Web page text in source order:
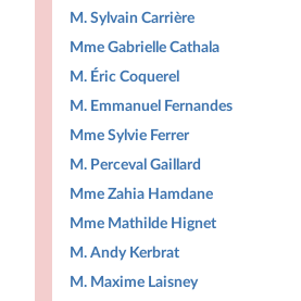
M. Sylvain Carrière
Mme Gabrielle Cathala
M. Éric Coquerel
M. Emmanuel Fernandes
Mme Sylvie Ferrer
M. Perceval Gaillard
Mme Zahia Hamdane
Mme Mathilde Hignet
M. Andy Kerbrat
M. Maxime Laisney